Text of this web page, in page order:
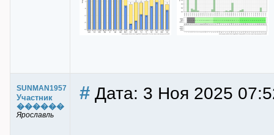
SUNMAN1957
Участник
������
Ярославль
# Дата: 3 Ноя 2025